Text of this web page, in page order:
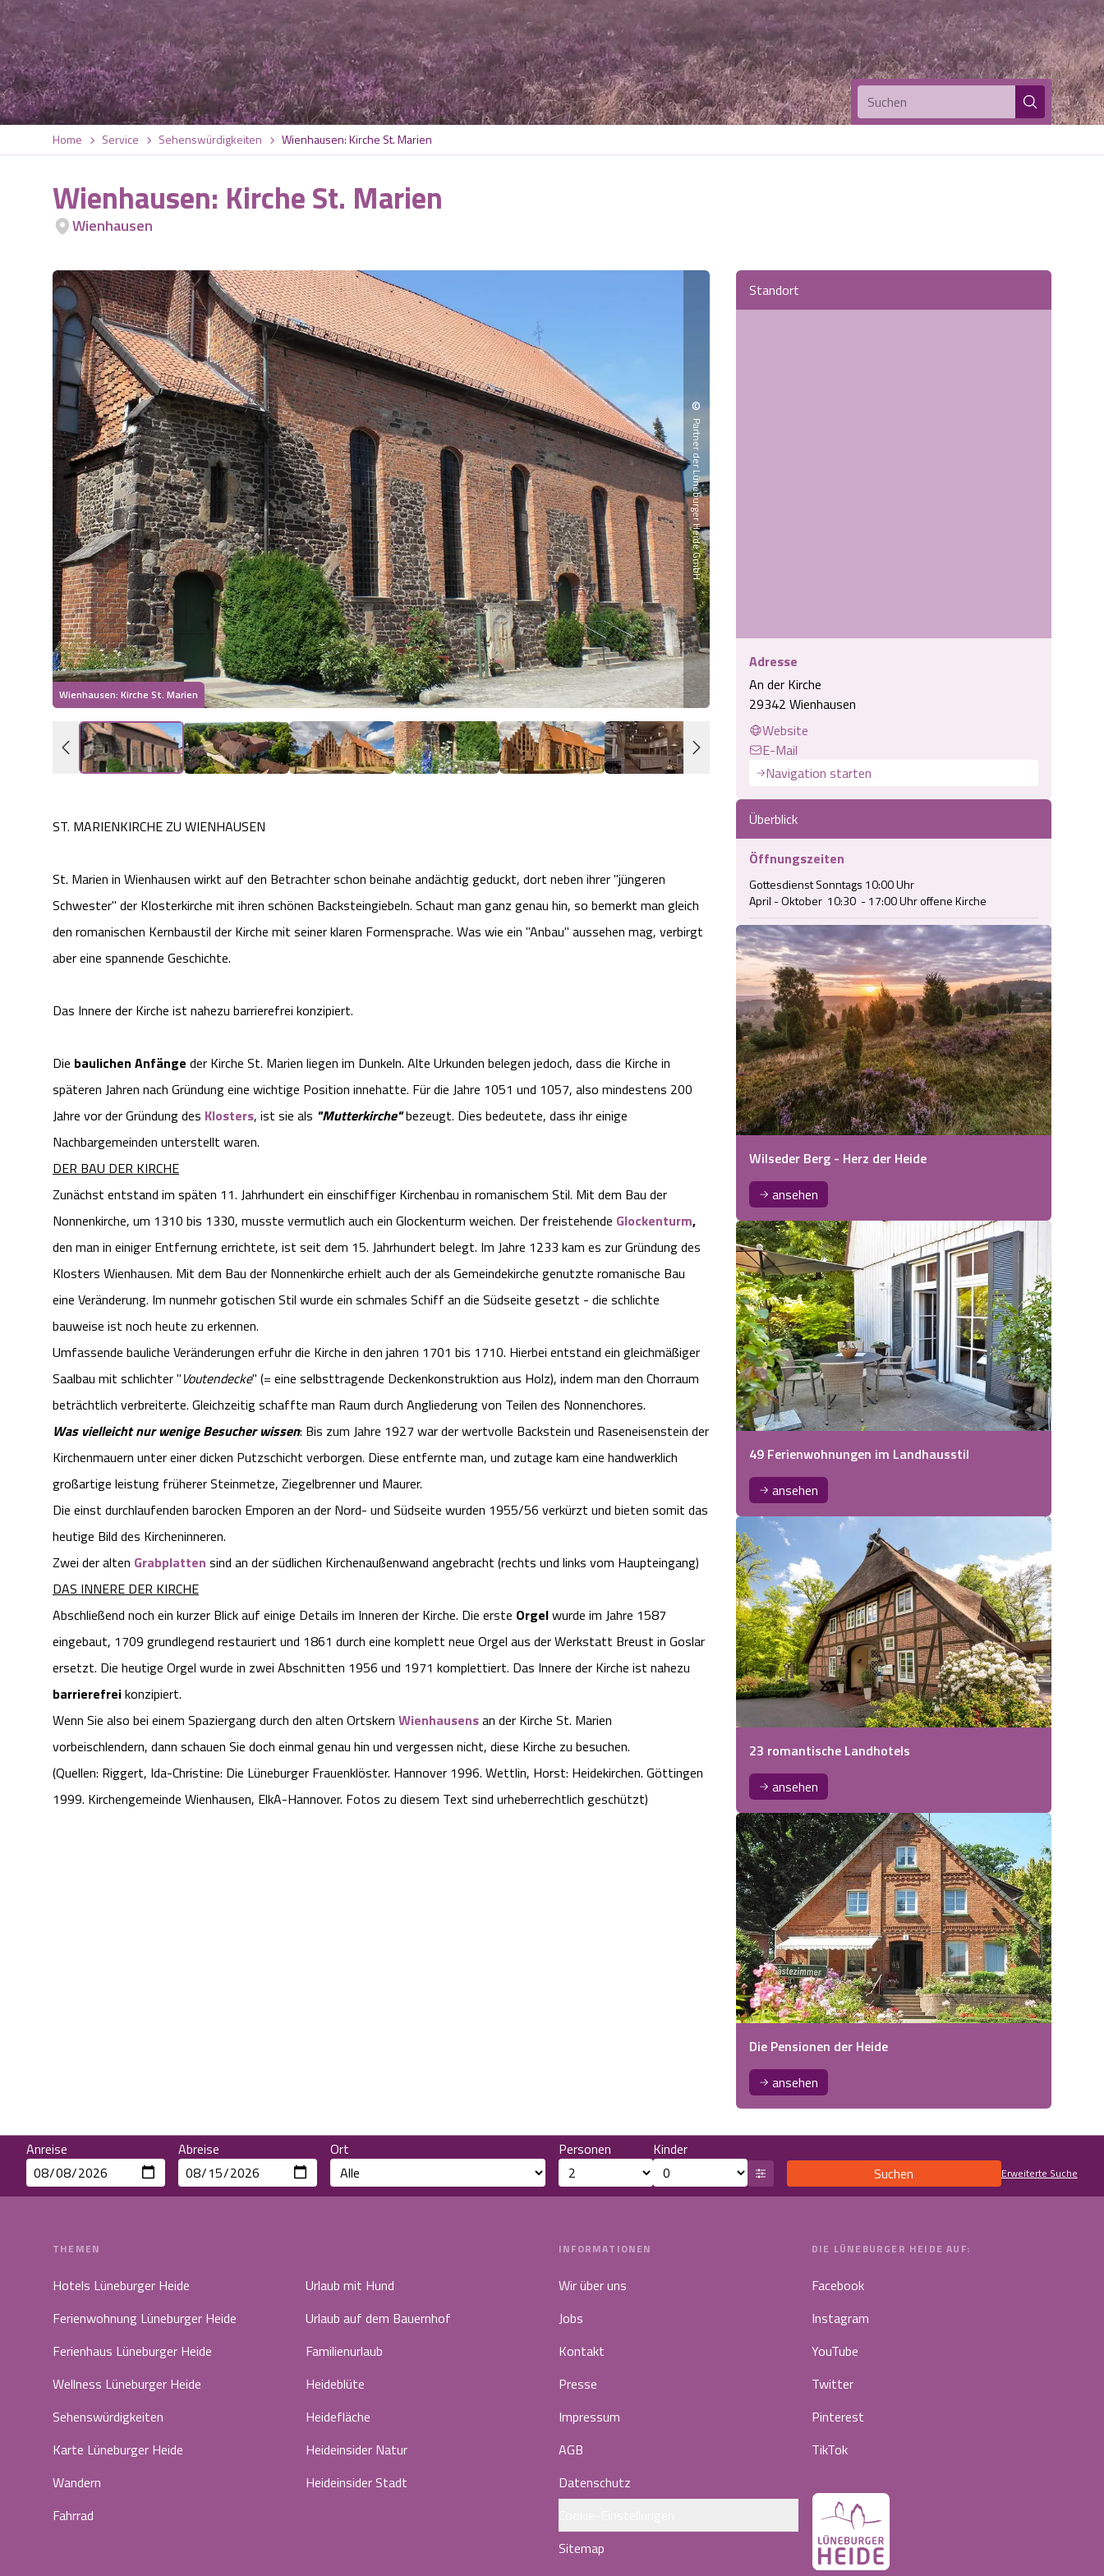
Suchen
Home Service Sehenswürdigkeiten Wienhausen: Kirche St. Marien
Wienhausen: Kirche St. Marien
Wienhausen
Wienhausen: Kirche St. Marien
©
Partner der Lüneburger Heide GmbH
ST. MARIENKIRCHE ZU WIENHAUSEN
St. Marien in Wienhausen wirkt auf den Betrachter schon beinahe andächtig geduckt, dort neben ihrer "jüngeren
Schwester" der Klosterkirche mit ihren schönen Backsteingiebeln. Schaut man ganz genau hin, so bemerkt man gleich
den romanischen Kernbaustil der Kirche mit seiner klaren Formensprache. Was wie ein "Anbau" aussehen mag, verbirgt
aber eine spannende Geschichte.
Das Innere der Kirche ist nahezu barrierefrei konzipiert.
Die baulichen Anfänge der Kirche St. Marien liegen im Dunkeln. Alte Urkunden belegen jedoch, dass die Kirche in
späteren Jahren nach Gründung eine wichtige Position innehatte. Für die Jahre 1051 und 1057, also mindestens 200
Jahre vor der Gründung des Klosters, ist sie als "Mutterkirche"bezeugt. Dies bedeutete, dass ihr einige
Nachbargemeinden unterstellt waren.
DER BAU DER KIRCHE
Zunächst entstand im späten 11. Jahrhundert ein einschiffiger Kirchenbau in romanischem Stil. Mit dem Bau der
Nonnenkirche, um 1310 bis 1330, musste vermutlich auch ein Glockenturm weichen. Der freistehende Glockenturm,
den man in einiger Entfernung errichtete, ist seit dem 15. Jahrhundert belegt. Im Jahre 1233 kam es zur Gründung des
Klosters Wienhausen. Mit dem Bau der Nonnenkirche erhielt auch der als Gemeindekirche genutzte romanische Bau
eine Veränderung. Im nunmehr gotischen Stil wurde ein schmales Schiff an die Südseite gesetzt - die schlichte
bauweise ist noch heute zu erkennen.
Umfassende bauliche Veränderungen erfuhr die Kirche in den jahren 1701 bis 1710. Hierbei entstand ein gleichmäßiger
Saalbau mit schlichter "Voutendecke" (= eine selbsttragende Deckenkonstruktion aus Holz), indem man den Chorraum
beträchtlich verbreiterte. Gleichzeitig schaffte man Raum durch Angliederung von Teilen des Nonnenchores.
Was vielleicht nur wenige Besucher wissen: Bis zum Jahre 1927 war der wertvolle Backstein und Raseneisenstein der
Kirchenmauern unter einer dicken Putzschicht verborgen. Diese entfernte man, und zutage kam eine handwerklich
großartige leistung früherer Steinmetze, Ziegelbrenner und Maurer.
Die einst durchlaufenden barocken Emporen an der Nord- und Südseite wurden 1955/56 verkürzt und bieten somit das
heutige Bild des Kircheninneren.
Zwei der alten Grabplatten sind an der südlichen Kirchenaußenwand angebracht (rechts und links vom Haupteingang)
DAS INNERE DER KIRCHE
Abschließend noch ein kurzer Blick auf einige Details im Inneren der Kirche. Die erste Orgelwurde im Jahre 1587
eingebaut, 1709 grundlegend restauriert und 1861 durch eine komplett neue Orgel aus der Werkstatt Breust in Goslar
ersetzt. Die heutige Orgel wurde in zwei Abschnitten 1956 und 1971 komplettiert. Das Innere der Kirche ist nahezu
barrierefreikonzipiert.
Wenn Sie also bei einem Spaziergang durch den alten Ortskern Wienhausensan der Kirche St. Marien
vorbeischlendern, dann schauen Sie doch einmal genau hin und vergessen nicht, diese Kirche zu besuchen.
(Quellen: Riggert, Ida-Christine: Die Lüneburger Frauenklöster. Hannover 1996. Wettlin, Horst: Heidekirchen. Göttingen
1999. Kirchengemeinde Wienhausen, ElkA-Hannover. Fotos zu diesem Text sind urheberrechtlich geschützt)
Standort
Adresse
An der Kirche
29342 Wienhausen
Website
E-Mail
Navigation starten
Überblick
Öffnungszeiten
Gottesdienst Sonntags 10:00 Uhr
April - Oktober  10:30  - 17:00 Uhr offene Kirche
Wilseder Berg - Herz der Heide
ansehen
49 Ferienwohnungen im Landhausstil
ansehen
23 romantische Landhotels
ansehen
Die Pensionen der Heide
ansehen
Anreise Abreise Ort Personen
Kinder
Suchen
Erweiterte Suche
THEMEN
Hotels Lüneburger Heide
Ferienwohnung Lüneburger Heide
Ferienhaus Lüneburger Heide
Wellness Lüneburger Heide
Sehenswürdigkeiten
Karte Lüneburger Heide
Wandern
Fahrrad
Urlaub mit Hund
Urlaub auf dem Bauernhof
Familienurlaub
Heideblüte
Heidefläche
Heideinsider Natur
Heideinsider Stadt
INFORMATIONEN
Wir über uns
Jobs
Kontakt
Presse
Impressum
AGB
Datenschutz
Sitemap
DIE LÜNEBURGER HEIDE AUF:
Facebook
Instagram
YouTube
Twitter
Pinterest
TikTok